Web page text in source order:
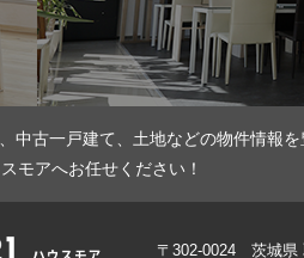
中古一戸建て、土地などの物件情報
モアへお任せください！
〒302-0024 茨城県